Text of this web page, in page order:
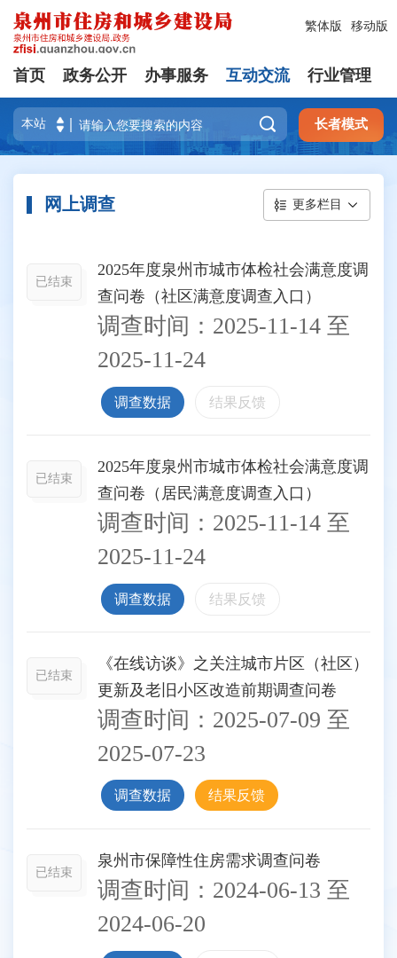
繁体版 移动版
首页 政务公开 办事服务 互动交流 行业管理
 长者模式
网上调查 更多栏目
已结束
2025年度泉州市城市体检社会满意度调
查问卷（社区满意度调查入口）
调查时间： 2025-11-14 至
2025-11-24
调查数据 结果反馈
已结束
2025年度泉州市城市体检社会满意度调
查问卷（居民满意度调查入口）
调查时间： 2025-11-14 至
2025-11-24
调查数据 结果反馈
已结束
《在线访谈》之关注城市片区（社区）
更新及老旧小区改造前期调查问卷
调查时间： 2025-07-09 至
2025-07-23
调查数据 结果反馈
已结束
泉州市保障性住房需求调查问卷
调查时间： 2024-06-13 至
2024-06-20